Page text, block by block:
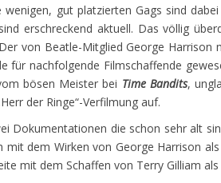
gut platzierten Gags sind
erschreckend aktuell. Das völlig
von Beatle-Mitglied George Harrison
für nachfolgende Filmschaffende
bösen Meister bei Time Bandits,
der Ringe“-Verfilmung auf.
Dokumentationen die schon sehr alt
mit dem Wirken von George Harrison
mit dem Schaffen von Terry Gilliam